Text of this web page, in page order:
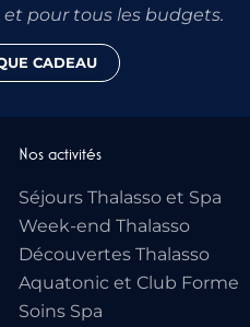
et pour tous les budgets.
CADEAU
Nos activités
Séjours Thalasso et Spa
Week-end Thalasso
Découvertes Thalasso
Aquatonic et Club Forme
Soins Spa